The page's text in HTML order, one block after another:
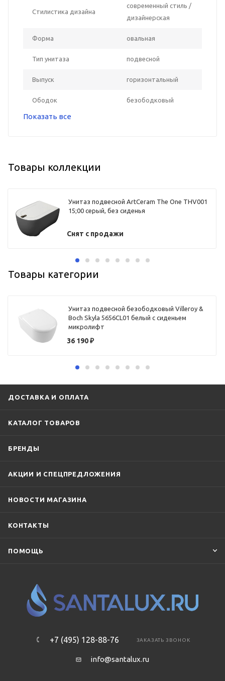
Стилистика дизайна
современный стиль /
дизайнерская
Форма овальная
Тип унитаза подвесной
Выпуск горизонтальный
Ободок безободковый
Показать все
Товары коллекции
Унитаз подвесной ArtCeram The One THV001
15;00 серый, без сиденья
Снят с продажи
Товары категории
Унитаз подвесной безободковый Villeroy &
Boch Skyla 5656CL01 белый с сиденьем
микролифт
36 190₽
ДОСТАВКА И ОПЛАТА
КАТАЛОГ ТОВАРОВ
БРЕНДЫ
АКЦИИ И СПЕЦПРЕДЛОЖЕНИЯ
НОВОСТИ МАГАЗИНА
КОНТАКТЫ
ПОМОЩЬ
+7 (495) 128-88-76 ЗАКАЗАТЬ ЗВОНОК
info@santalux.ru